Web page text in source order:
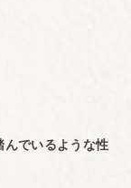
んでいるような性